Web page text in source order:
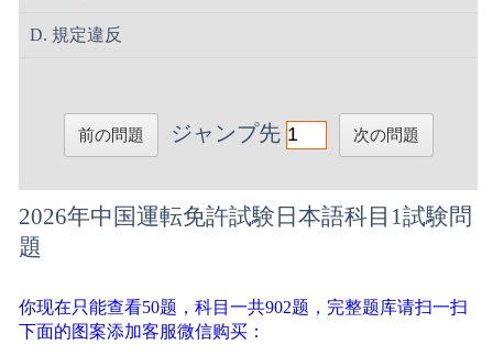
D. 規定違反
前の問題 ジャンプ先 次の問題
2026年中国運転免許試験日本語科目1試験問
題
你现在只能查看50题，科目一共902题，完整题库请扫一扫
下面的图案添加客服微信购买：